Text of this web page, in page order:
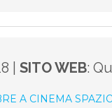
| SITO WEB:
A CINEMA